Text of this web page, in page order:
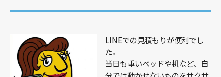
LINEでの見積もりが便利でし
た。
当日も重いベッドや机など、自